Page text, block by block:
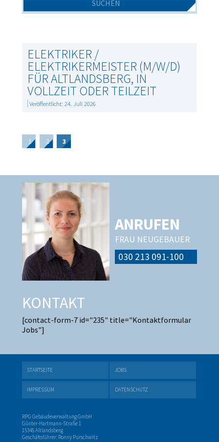
ELEKTRIKER /
ELEKTRIKERMEISTER (M/W/D)
FÜR ALTLANDSBERG, IN
VOLLZEIT ODER TEILZEIT
Veröffentlicht: 24. Juli 2026
1 2 3
ANRUFEN
FRAU NEUGEBAUER
030 213 091-100
KONTAKT
[contact-form-7 id="235" title="Kontaktformular
Jobs"]
STARTSEITE JOBS
IMPRESSUM DATENSCHUTZ
RPG Gebäudeverwaltung GmbH
Günter-Hartmann-Straße 1
15345 Altlandsberg
Geschäftsführer: Ronny Purschwitz